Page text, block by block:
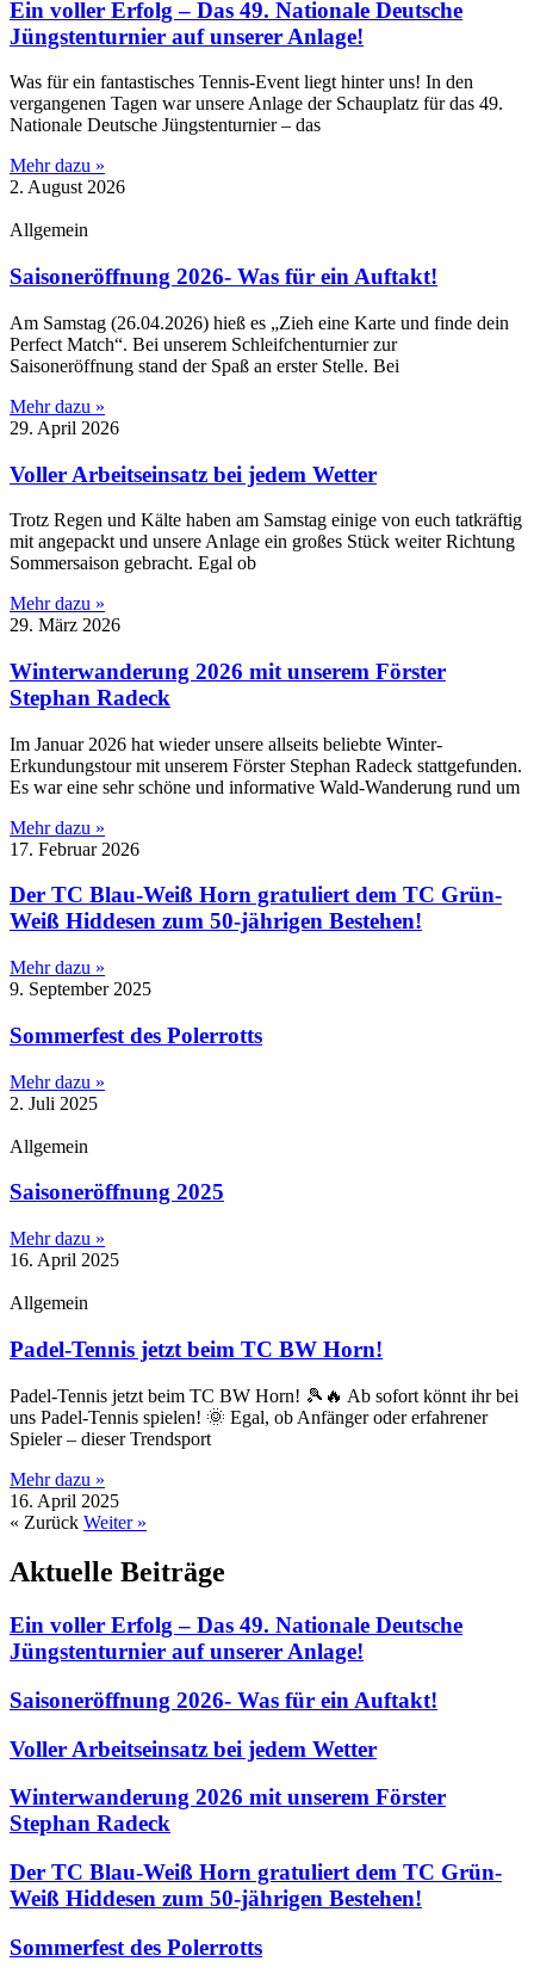
Ein voller Erfolg – Das 49. Nationale Deutsche
Jüngstenturnier auf unserer Anlage!
​Was für ein fantastisches Tennis-Event liegt hinter uns! In den
vergangenen Tagen war unsere Anlage der Schauplatz für das 49.
Nationale Deutsche Jüngstenturnier – das
Mehr dazu »
2. August 2026
Allgemein
Saisoneröffnung 2026- Was für ein Auftakt!
Am Samstag (26.04.2026) hieß es „Zieh eine Karte und finde dein
Perfect Match“. Bei unserem Schleifchenturnier zur
Saisoneröffnung stand der Spaß an erster Stelle. Bei
Mehr dazu »
29. April 2026
Voller Arbeitseinsatz bei jedem Wetter
Trotz Regen und Kälte haben am Samstag einige von euch tatkräftig
mit angepackt und unsere Anlage ein großes Stück weiter Richtung
Sommersaison gebracht. Egal ob
Mehr dazu »
29. März 2026
Winterwanderung 2026 mit unserem Förster
Stephan Radeck
Im Januar 2026 hat wieder unsere allseits beliebte Winter-
Erkundungstour mit unserem Förster Stephan Radeck stattgefunden.
Es war eine sehr schöne und informative Wald-Wanderung rund um
Mehr dazu »
17. Februar 2026
Der TC Blau-Weiß Horn gratuliert dem TC Grün-
Weiß Hiddesen zum 50-jährigen Bestehen!
Mehr dazu »
9. September 2025
Sommerfest des Polerrotts
Mehr dazu »
2. Juli 2025
Allgemein
Saisoneröffnung 2025
Mehr dazu »
16. April 2025
Allgemein
Padel-Tennis jetzt beim TC BW Horn!
Padel-Tennis jetzt beim TC BW Horn! 🎾🔥 Ab sofort könnt ihr bei
uns Padel-Tennis spielen! 🌞 Egal, ob Anfänger oder erfahrener
Spieler – dieser Trendsport
Mehr dazu »
16. April 2025
« Zurück Weiter »
Aktuelle Beiträge
Ein voller Erfolg – Das 49. Nationale Deutsche
Jüngstenturnier auf unserer Anlage!
Saisoneröffnung 2026- Was für ein Auftakt!
Voller Arbeitseinsatz bei jedem Wetter
Winterwanderung 2026 mit unserem Förster
Stephan Radeck
Der TC Blau-Weiß Horn gratuliert dem TC Grün-
Weiß Hiddesen zum 50-jährigen Bestehen!
Sommerfest des Polerrotts